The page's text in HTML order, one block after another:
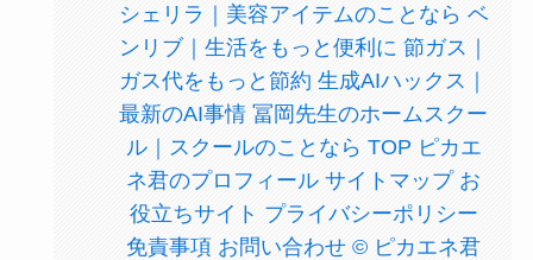
シェリラ｜美容アイテムのことなら ベ
ンリブ｜生活をもっと便利に 節ガス｜
ガス代をもっと節約 生成AIハックス｜
最新のAI事情 冨岡先生のホームスクー
ル｜スクールのことなら TOP ピカエ
ネ君のプロフィール サイトマップ お
役立ちサイト プライバシーポリシー
免責事項 お問い合わせ © ピカエネ君